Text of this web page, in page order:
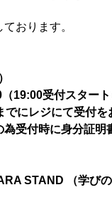
おります。
19:00受付スタート
にレジにて受付を
受付時に身分証明
STAND （学びの